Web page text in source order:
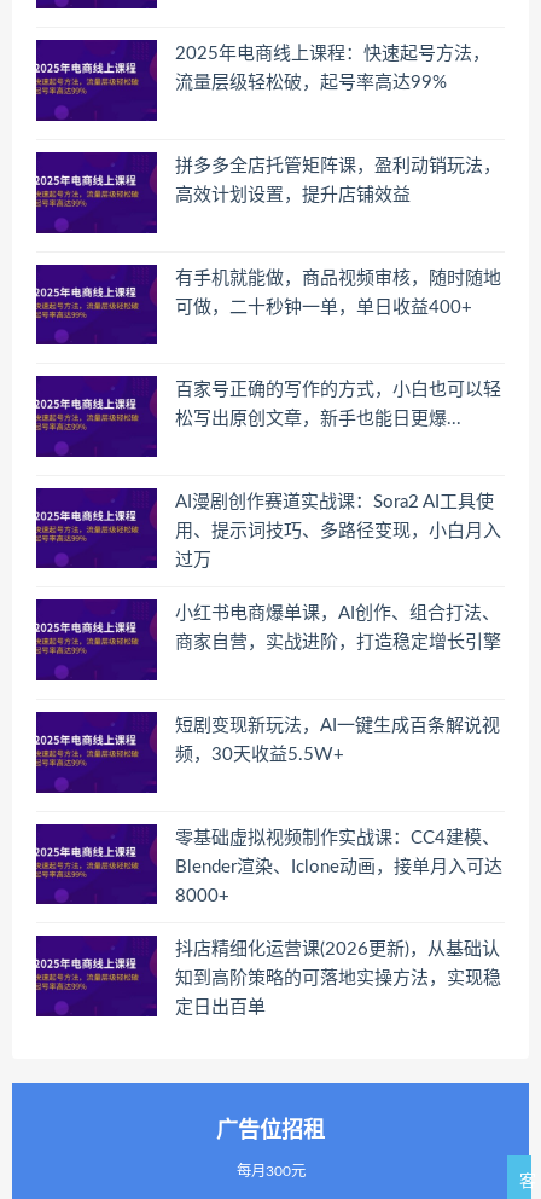
2025年电商线上课程：快速起号方法，
流量层级轻松破，起号率高达99%
拼多多全店托管矩阵课，盈利动销玩法，
高效计划设置，提升店铺效益
有手机就能做，商品视频审核，随时随地
可做，二十秒钟一单，单日收益400+
百家号正确的写作的方式，小白也可以轻
松写出原创文章，新手也能日更爆...
AI漫剧创作赛道实战课：Sora2 AI工具使
用、提示词技巧、多路径变现，小白月入
过万
小红书电商爆单课，AI创作、组合打法、
商家自营，实战进阶，打造稳定增长引擎
短剧变现新玩法，AI一键生成百条解说视
频，30天收益5.5W+
零基础虚拟视频制作实战课：CC4建模、
Blender渲染、Iclone动画，接单月入可达
8000+
抖店精细化运营课(2026更新)，从基础认
知到高阶策略的可落地实操方法，实现稳
定日出百单
广告位招租
每月300元
客